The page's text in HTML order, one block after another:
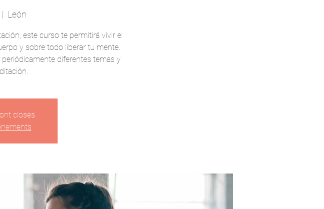
León
este curso te permitirá vivir el
y sobre todo liberar tu mente.
diferentes temas y
closes